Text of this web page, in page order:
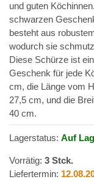
und guten
schwarzen
besteht aus
wodurch sie
Diese Schürze ist
Geschenk für jede
cm, die Länge vom
27,5 cm, und die
40 cm.
Lagerstatus: Auf
Vorrätig: 3 Stck.
Liefertermin: